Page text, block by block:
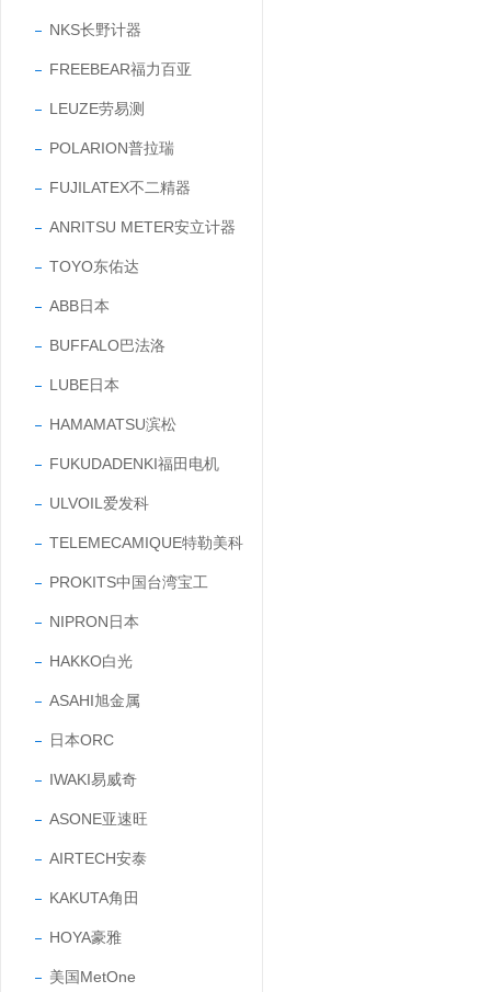
NKS长野计器
FREEBEAR福力百亚
LEUZE劳易测
POLARION普拉瑞
FUJILATEX不二精器
ANRITSU METER安立计器
TOYO东佑达
ABB日本
BUFFALO巴法洛
LUBE日本
HAMAMATSU滨松
FUKUDADENKI福田电机
ULVOIL爱发科
TELEMECAMIQUE特勒美科
PROKITS中国台湾宝工
NIPRON日本
HAKKO白光
ASAHI旭金属
日本ORC
IWAKI易威奇
ASONE亚速旺
AIRTECH安泰
KAKUTA角田
HOYA豪雅
美国MetOne